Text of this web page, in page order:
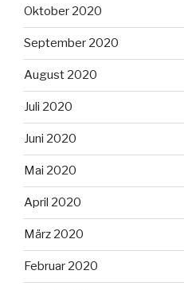
Oktober 2020
September 2020
August 2020
Juli 2020
Juni 2020
Mai 2020
April 2020
März 2020
Februar 2020